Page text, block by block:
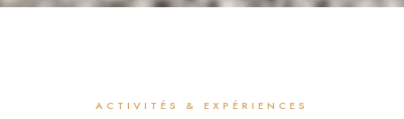
ACTIVITÉS & EXPÉRIENCES